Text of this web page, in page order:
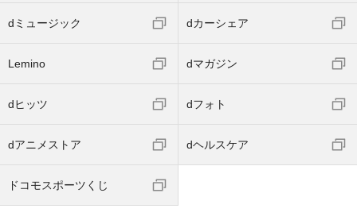
dミュージック dカーシェア
Lemino dマガジン
dヒッツ dフォト
dアニメストア dヘルスケア
ドコモスポーツくじ